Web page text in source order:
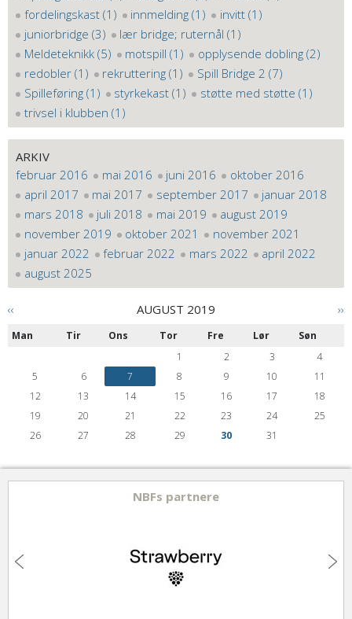
fordelingskast (1)
innmelding (1)
invitt (1)
juniorbridge (3)
lær bridge; ruternål (1)
Meldeteknikk (5)
motspill (1)
opplysende dobling (2)
redobler (1)
rekruttering (1)
Spill Bridge 2 (7)
Spilleføring (1)
styrkekast (1)
støtte med støtte (1)
trivsel i klubben (1)
ARKIV
februar 2016
mai 2016 juni 2016
oktober 2016
april 2017
mai 2017 september 2017
januar 2018
mars 2018
juli 2018 mai 2019
august 2019
november 2019
oktober 2021
november 2021
januar 2022
februar 2022 mars 2022
april 2022
august 2025
‹‹ ››
AUGUST 2019
Man Tir Ons Tor Fre Lør
Søn
1
2 3
4
5
6 7 8 9 10
11
12
13 14 15 16 17
18
19
20 21 22 23 24
25
26
27 28 29 30 31
NBFs partnere